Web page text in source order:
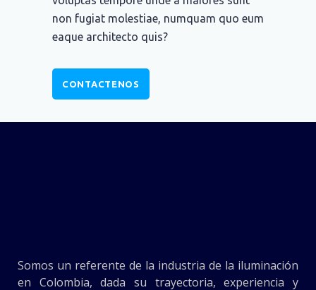
non fugiat molestiae, numquam quo eum
eaque architecto quis?
CONTACTENOS
Somos un referente de la industria de la iluminación
en Colombia, dada su trayectoria, experiencia y